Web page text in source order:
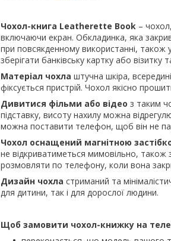
Чохол-книга Leatherette Book –
включаючи екран. Обкладинка, яка
при повсякденному використанні, також
зберігати банківську картку або
Матеріал чохла штучна шкіра,
фіксується пристрій. Чохол якісно
Дивитися фільми або відео з таким
підставку, висоту нахилу можна
можна поставити телефон, щоб він не
Чохол оснащений магнітною
не відкриватиметься мимовільно,
розмовляти по телефону, коли вона
Дизайн чохла стриманий та
для дитини, так і для дорослої людини.
Щоб замовити чохол-книжку на